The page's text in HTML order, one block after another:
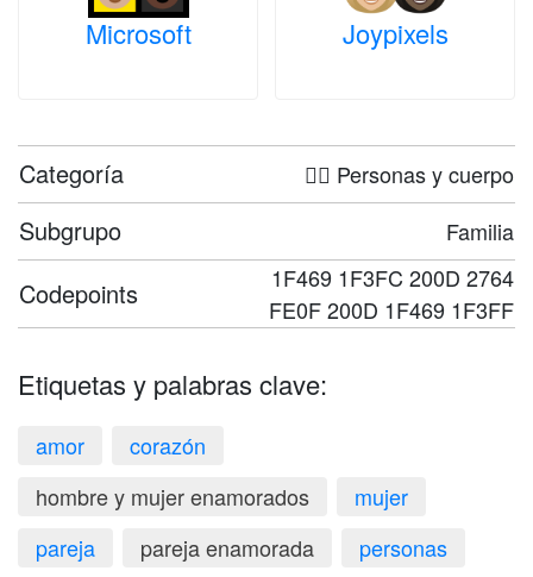
Microsoft Joypixels
Categoría 🤦‍♀️ Personas y cuerpo
Subgrupo Familia
Codepoints
1F469 1F3FC 200D 2764
FE0F 200D 1F469 1F3FF
Etiquetas y palabras clave:
amor
corazón
hombre y mujer enamorados
mujer
pareja
pareja enamorada
personas